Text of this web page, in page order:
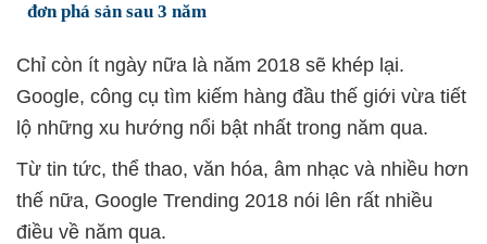
đơn phá sản sau 3 năm
Chỉ còn ít ngày nữa là năm 2018 sẽ khép lại.
Google, công cụ tìm kiếm hàng đầu thế giới vừa tiết
lộ những xu hướng nổi bật nhất trong năm qua.
Từ tin tức, thể thao, văn hóa, âm nhạc và nhiều hơn
thế nữa, Google Trending 2018 nói lên rất nhiều
điều về năm qua.